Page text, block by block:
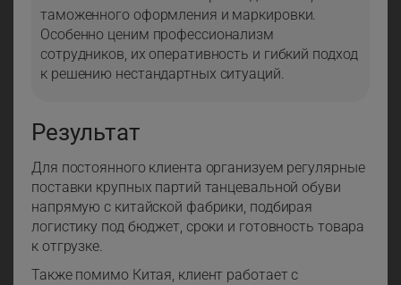
таможенного оформления и маркировки.
Особенно ценим профессионализм
сотрудников, их оперативность и гибкий подход
к решению нестандартных ситуаций.
Результат
Для постоянного клиента организуем регулярные
поставки крупных партий танцевальной обуви
напрямую с китайской фабрики, подбирая
логистику под бюджет, сроки и готовность товара
к отгрузке.
Также помимо Китая, клиент работает с